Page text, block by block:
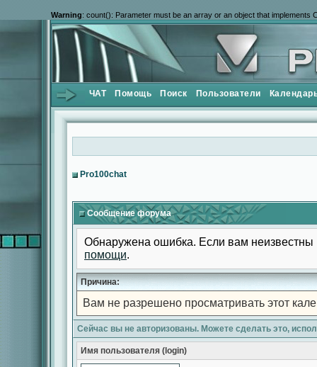
Warning: count(): Parameter must be an array or an object that implements
ЧАТ Помощь Поиск Пользователи
Pro100chat
Сообщение форума
Обнаружена ошибка. Если вам
помощи.
Причина:
Вам не разрешено просматривать этот
Сейчас вы не авторизованы. Можете сделать это,
Имя пользователя (login)